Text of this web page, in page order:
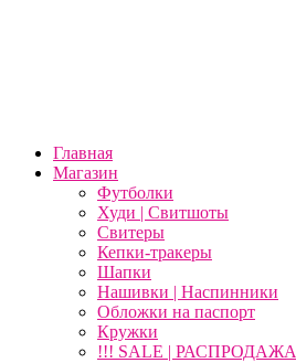
Главная
Магазин
Футболки
Худи | Свитшоты
Свитеры
Кепки-тракеры
Шапки
Нашивки | Наспинники
Обложки на паспорт
Кружки
!!! SALE | РАСПРОДАЖА